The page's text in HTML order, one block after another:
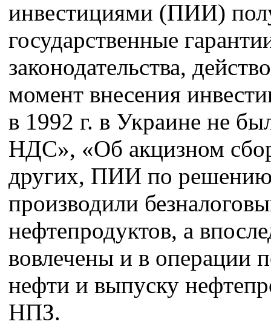
инвестициями (ПИИ)
государственные
законодательства,
момент внесения
в 1992 г. в Украине не
НДС», «Об акцизном
других, ПИИ по решению
производили
нефтепродуктов, а
вовлечены и в операции
нефти и выпуску
НПЗ.